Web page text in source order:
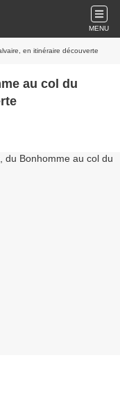
MENU
en itinéraire découverte
au col du